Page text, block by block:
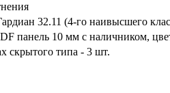
32.11 (4-го наивысшего
панель 10 мм с наличником,
скрытого типа - 3 шт.